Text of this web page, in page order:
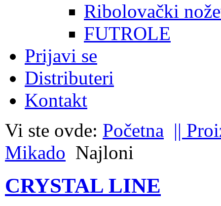
Ribolovački
FUTROLE
Prijavi se
Distributeri
Kontakt
Vi ste ovde: Početna ||
Mikado Najloni
CRYSTAL LINE